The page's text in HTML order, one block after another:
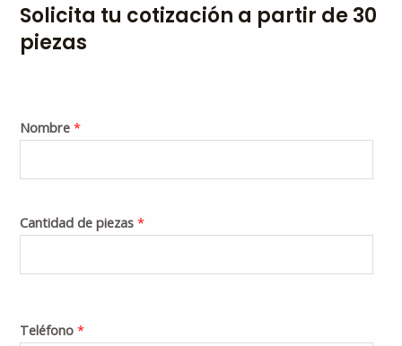
Solicita tu cotización a partir de 30
piezas
Nombre*
Cantidad de piezas*
Teléfono*